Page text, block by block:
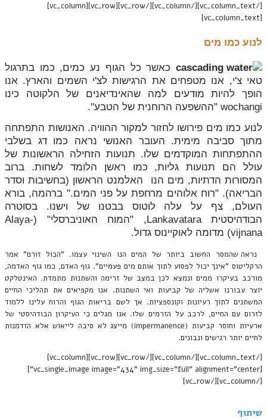
[/vc_column_text][/vc_column][/vc_row][vc_row][vc_column]
[vc_column_text]
לנוע כמו מים
כאשר כל הגוף נע כמים, כמו בתרגול
טאי צ'י, אנו מטפחים את הרגישות לצ'י השמים והארץ. אנו
הופך להיות מודעים למה שהאינדיאנים של הלקוטה כינו
wochangi "ההשפעה הרוחנית של הטבע".
לנוע כמו מים פירושו לחזור למקור ההוויה. האנושות התפתחה
מתוך סביבה מימית. העובר האנושי נראה כמו דג בשלבי
ההתפתחות המוקדמים שלו. תנועות הזחילה הראשונות של
עולל הם תנועות גליות, כמו ראשן הלומד לשחות. ברוב
המסורות הדתיות, מים הנו האלמנט הראשון (בחשיבות וסדר
הבריאה). "רוח אלוהים מרחפת על פני המים." ברהמה, בורא
העולם, צף על עלה לוטוס בבטנו של וישנו. בסוטרה
הבודהיסטית Lankavatara, "המוח האוניברסלי" (Alaya-
vijnana) מדומה לאוקיינוס גדול.
נראה שהמסר החשוב ביותר של המים הנו השינוי עצמו. "הכול זורם" אמר
הרקליטוס "אינך יכול לפסוע לתוך אותם מים פעמיים". גוף האדם, כמו גוף האדמה,
מורכב בעיקרו ממים ונמצא לכן במצב של זרימה והשתנות מתמדת. האינטלקט
יוצר עבורנו אשליה של קביעות ואי השתנות. אנו מקפיאים את תהליכי החיים
המשתנים לתוך רעיונות וקונספציות. אך לשם בריאות הגוף והרוח עלינו ללמוד
לזרום עם החיים, לרכב על הזרמים שלו. אנו מגלים כי העיקרון הבודהיסטי של
ארעיות וחוסר קביעות (impermanence) מייצג לא סיבה לייאוש אלא הזדמנות
לחיים יותר רגישים ונבונים.
[/vc_column_text][/vc_column][/vc_row][vc_row][vc_column]
[vc_single_image image="434" img_size="full" alignment="center"]
[/vc_column][/vc_row]
שיתוף